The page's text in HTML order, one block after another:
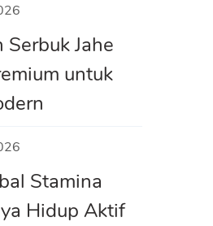
Serbuk Jahe
untuk
Stamina
Hidup Aktif